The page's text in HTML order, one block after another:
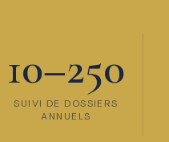
10–250
SUIVI DE DOSSIERS
ANNUELS